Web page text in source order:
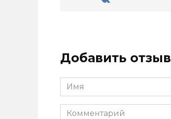
Добавить отзыв
Имя
*
Комментарий